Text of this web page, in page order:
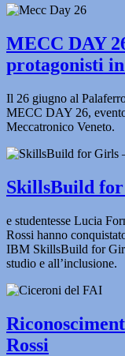
MECC DAY
protagonisti
Il 26 giugno al
MECC DAY 26,
Meccatronico Veneto.
SkillsBuild
e studentesse Lucia
Rossi hanno
IBM SkillsBuild for
studio e all’inclusione.
Rossi